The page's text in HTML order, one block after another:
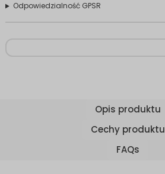
Odpowiedzialność GPSR
Opis produktu
Cechy produktu
FAQs